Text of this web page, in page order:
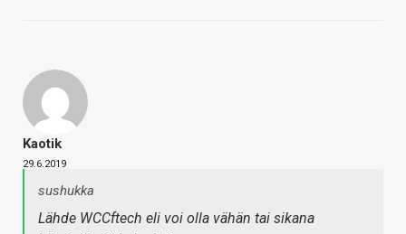
Kaotik
29.6.2019
sushukka
Lähde WCCftech eli voi olla vähän tai sikana